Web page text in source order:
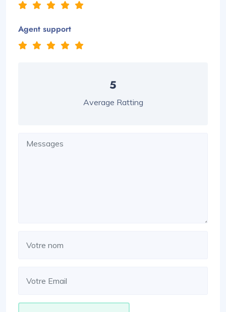
Agent support
5
Average Ratting